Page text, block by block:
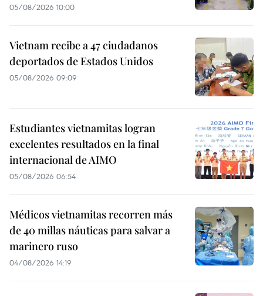
05/08/2026 10:00
Vietnam recibe a 47 ciudadanos
deportados de Estados Unidos
05/08/2026 09:09
Estudiantes vietnamitas logran
excelentes resultados en la final
internacional de AIMO
05/08/2026 06:54
Médicos vietnamitas recorren más
de 40 millas náuticas para salvar a
marinero ruso
04/08/2026 14:19